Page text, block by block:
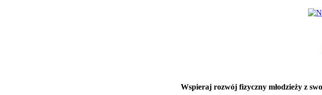
Wspieraj rozwój fizyczny młodzieży z